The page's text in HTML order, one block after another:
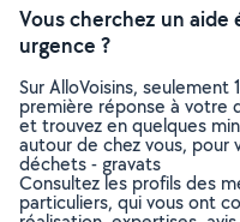
Vous cherchez un
urgence ?
Sur AlloVoisins,
première réponse à votre
et trouvez en quelques
autour de chez vous, pour
déchets - gravats
Consultez les profils des
particuliers, qui vous ont